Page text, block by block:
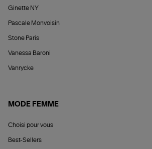
Ginette NY
Pascale Monvoisin
Stone Paris
Vanessa Baroni
Vanrycke
MODE FEMME
Choisi pour vous
Best-Sellers